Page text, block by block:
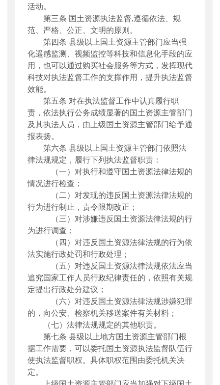
活动。
第三条 国土资源执法监督,遵循依法、规
范、严格、公正、文明的原则。
第四条 县级以上国土资源主管部门应当强
化遥感监测、视频监控等科技和信息化手段的应
用，也可以通过购买社会服务等方式，发挥现代
科技对执法监督工作的支撑作用，提升执法监督
效能。
第五条 对在执法监督工作中认真履行职
责，依法执行公务成绩显著的国土资源主管部门
及其执法人员，由上级国土资源主管部门给予通
报表扬。
第六条 县级以上国土资源主管部门依照法
律法规规定，履行下列执法监督职责：
（一）对执行和遵守国土资源法律法规的
情况进行检查；
（二）对发现的违反国土资源法律法规的
行为进行制止，责令限期改正；
（三）对涉嫌违反国土资源法律法规的行
为进行调查；
（四）对违反国土资源法律法规的行为依
法实施行政处罚和行政处理；
（五）对违反国土资源法律法规依法应当
追究国家工作人员行政纪律责任的，依照有关规
定提出行政处分建议；
（六）对违反国土资源法律法规涉嫌犯罪
的，向公安、检察机关移送案件有关材料；
（七）法律法规规定的其他职责。
第七条 县级以上地方国土资源主管部门根
据工作需要，可以委托国土资源执法监督队伍行
使执法监督职权。具体职权范围由委托机关决
定。